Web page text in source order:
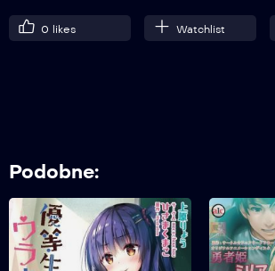
8
Odcinek 8
0 likes Watchlist
Podobne: